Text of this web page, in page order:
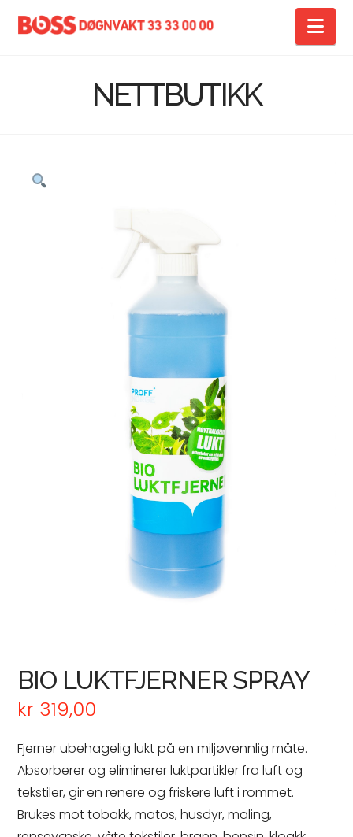
NETTBUTIKK
BIO LUKTFJERNER SPRAY
kr 319,00
Fjerner ubehagelig lukt på en miljøvennlig måte.
Absorberer og eliminerer luktpartikler fra luft og
tekstiler, gir en renere og friskere luft i rommet.
Brukes mot tobakk, matos, husdyr, maling,